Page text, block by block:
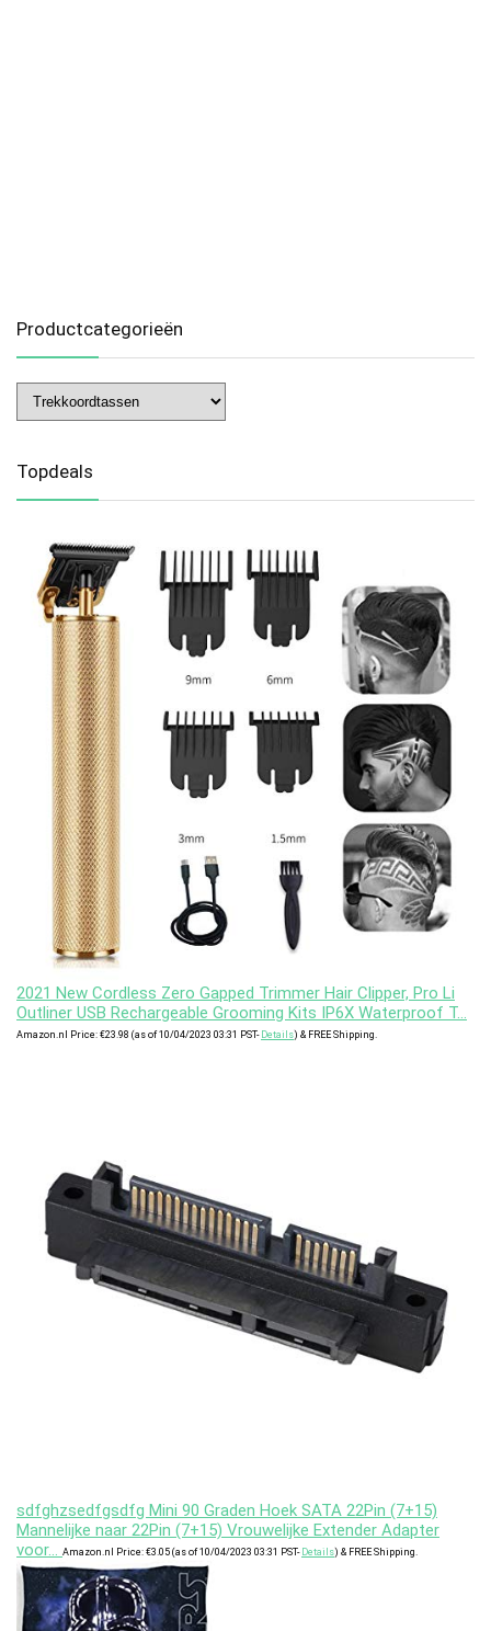
Productcategorieën
Topdeals
2021 New Cordless Zero Gapped Trimmer Hair Clipper, Pro Li
Outliner USB Rechargeable Grooming Kits IP6X Waterproof T…
Amazon.nl Price: €23.98 (as of 10/04/2023 03:31 PST- Details) & FREE Shipping.
sdfghzsedfgsdfg Mini 90 Graden Hoek SATA 22Pin (7+15)
Mannelijke naar 22Pin (7+15) Vrouwelijke Extender Adapter
voor… Amazon.nl Price: €3.05 (as of 10/04/2023 03:31 PST- Details) & FREE Shipping.